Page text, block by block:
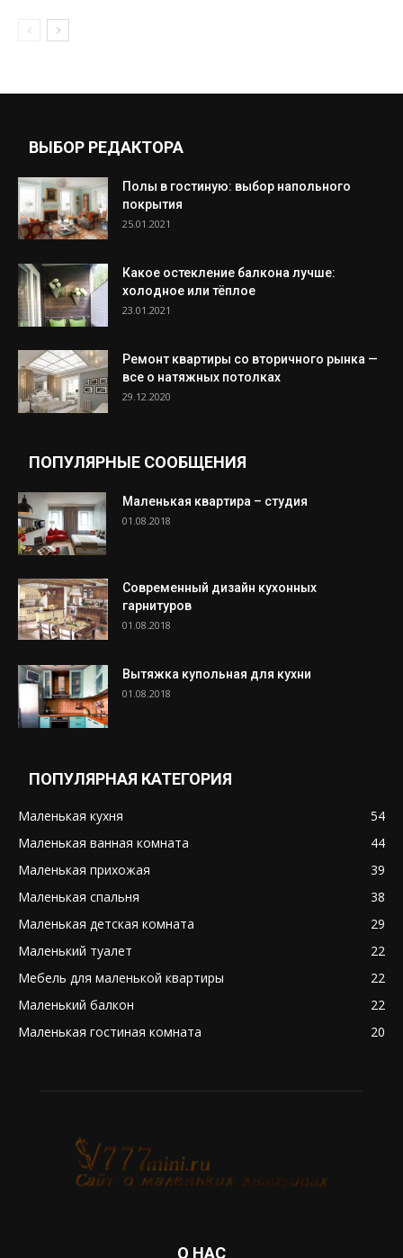
ВЫБОР РЕДАКТОРА
Полы в гостиную: выбор напольного
покрытия
25.01.2021
Какое остекление балкона лучше:
холодное или тёплое
23.01.2021
Ремонт квартиры со вторичного рынка —
все о натяжных потолках
29.12.2020
ПОПУЛЯРНЫЕ СООБЩЕНИЯ
Маленькая квартира – студия
01.08.2018
Современный дизайн кухонных
гарнитуров
01.08.2018
Вытяжка купольная для кухни
01.08.2018
ПОПУЛЯРНАЯ КАТЕГОРИЯ
Маленькая кухня
54
Маленькая ванная комната
44
Маленькая прихожая
39
Маленькая спальня
38
Маленькая детская комната
29
Маленький туалет
22
Мебель для маленькой квартиры
22
Маленький балкон
22
Маленькая гостиная комната
20
О НАС